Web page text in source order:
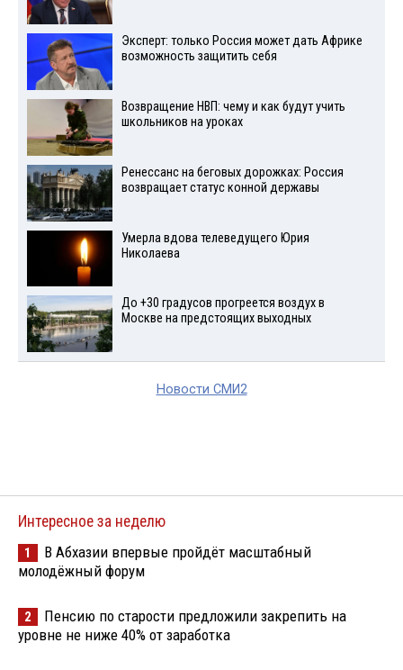
Эксперт: только Россия может дать Африке
возможность защитить себя
Возвращение НВП: чему и как будут учить
школьников на уроках
Ренессанс на беговых дорожках: Россия
возвращает статус конной державы
Умерла вдова телеведущего Юрия
Николаева
До +30 градусов прогреется воздух в
Москве на предстоящих выходных
Новости СМИ2
Интересное за неделю
1
В Абхазии впервые пройдёт масштабный
молодёжный форум
2
Пенсию по старости предложили закрепить на
уровне не ниже 40% от заработка